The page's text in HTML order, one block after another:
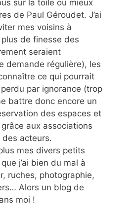
sur la toile ou mieux
de Paul Géroudet. J’ai
mes voisins à
de finesse des
seraient
demande régulière), les
ce qui pourrait
par ignorance (trop
battre donc encore un
des espaces et
aux associations
acteurs.
mes divers petits
j’ai bien du mal à
ruches, photographie,
Alors un blog de
moi !